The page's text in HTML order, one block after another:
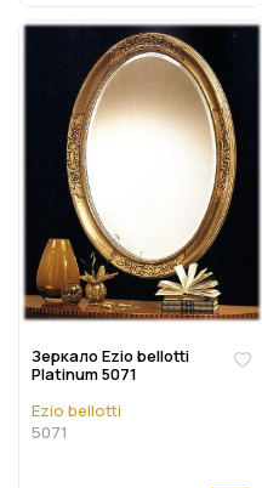
Зеркало Ezio bellotti
Platinum 5071
Ezio bellotti
5071